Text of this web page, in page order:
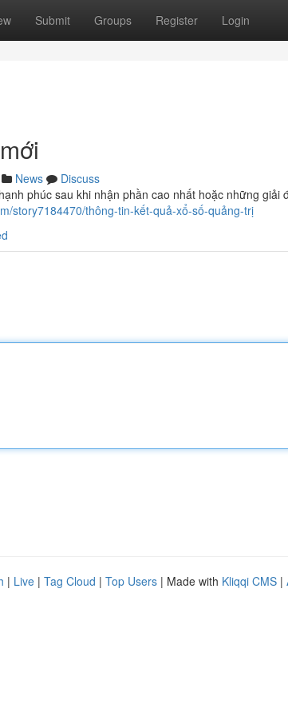
Submit Groups Register Login
News
Discuss
phúc sau khi nhận phần cao nhất hoặc những giải
story7184470/thông-tin-kết-quả-xổ-số-quảng-trị
| Live | Tag Cloud | Top Users | Made with Kliqqi CMS |